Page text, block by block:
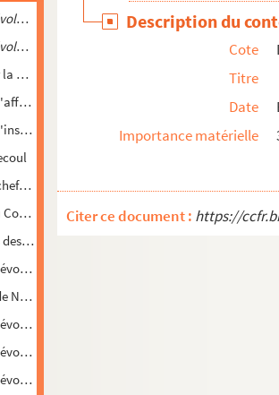
de 1789, deuxième partie
de 1789, troisième partie
guerre de la Vendée et ses origines
de la Proutière
de Châtillon-sur-Sèvre et de
royalistes de la Roche-sur-Yon et environs
supérieur des insurgés vendéens
chefs de la grande armée vendéenne
dans le département de la Loire-
Nantes
dans les communes de la Loire-Inférieure
en Bretagne
dans le département de la Vendée
Description du
Cote
Titre
Date
Importance matérielle
Citer ce document : https://